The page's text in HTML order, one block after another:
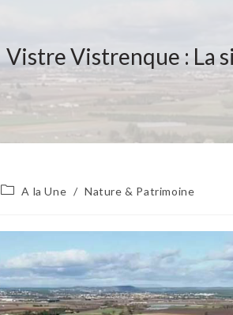
Vistre Vistrenque : La
PostA la Une / Nature & Patrimoine